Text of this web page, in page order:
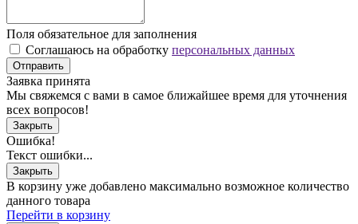
Поля обязательное для заполнения
Соглашаюсь на обработку персональных данных
Отправить
Заявка принята
Мы свяжемся с вами в самое ближайшее время для уточнения
всех вопросов!
Закрыть
Ошибка!
Текст ошибки...
Закрыть
В корзину уже добавлено максимально возможное количество
данного товара
Перейти в корзину